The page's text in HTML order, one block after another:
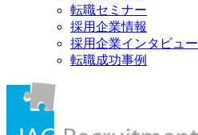
転職セミナー
採用企業情報
採用企業インタビュー
転職成功事例